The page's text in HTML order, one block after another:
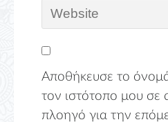
Αποθήκευσε το
τον ιστότοπο μου σε
πλοηγό για την